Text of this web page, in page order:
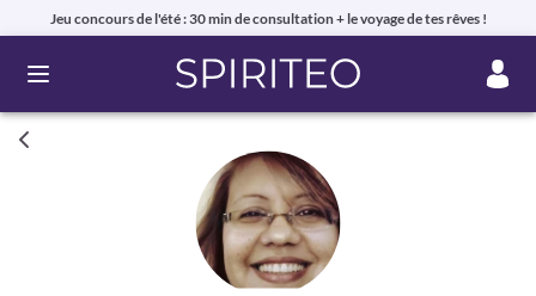
Jeu concours de l'été : 30 min de consultation + le voyage de tes rêves !
Ouvrir le menu